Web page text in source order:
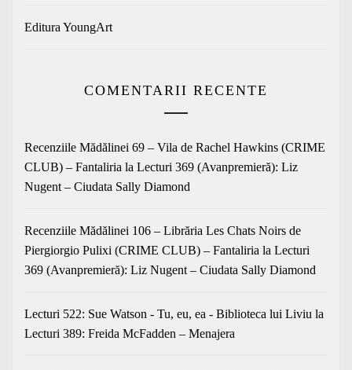
Editura YoungArt
COMENTARII RECENTE
Recenziile Mădălinei 69 – Vila de Rachel Hawkins (CRIME
CLUB) – Fantaliria la Lecturi 369 (Avanpremieră): Liz
Nugent – Ciudata Sally Diamond
Recenziile Mădălinei 106 – Librăria Les Chats Noirs de
Piergiorgio Pulixi (CRIME CLUB) – Fantaliria la Lecturi
369 (Avanpremieră): Liz Nugent – Ciudata Sally Diamond
Lecturi 522: Sue Watson - Tu, eu, ea - Biblioteca lui Liviu la
Lecturi 389: Freida McFadden – Menajera